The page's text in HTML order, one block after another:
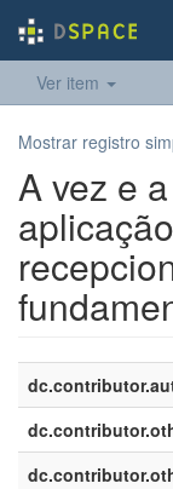
Ver item
Mostrar registro
A vez e